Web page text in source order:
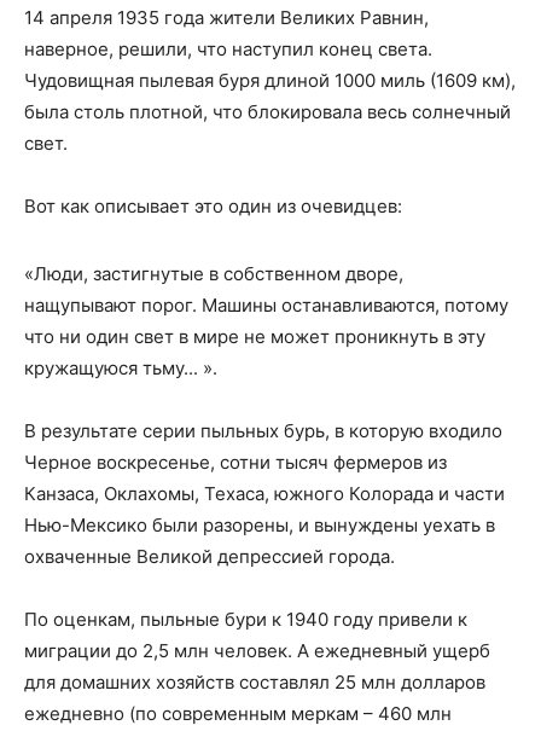
14 апреля 1935 года жители Великих Равнин,
наверное, решили, что наступил конец света.
Чудовищная пылевая буря длиной 1000 миль (1609 км),
была столь плотной, что блокировала весь солнечный
свет.
Вот как описывает это один из очевидцев:
«Люди, застигнутые в собственном дворе,
нащупывают порог. Машины останавливаются, потому
что ни один свет в мире не может проникнуть в эту
кружащуюся тьму... ».
В результате серии пыльных бурь, в которую входило
Черное воскресенье, сотни тысяч фермеров из
Канзаса, Оклахомы, Техаса, южного Колорада и части
Нью-Мексико были разорены, и вынуждены уехать в
охваченные Великой депрессией города.
По оценкам, пыльные бури к 1940 году привели к
миграции до 2,5 млн человек. А ежедневный ущерб
для домашних хозяйств составлял 25 млн долларов
ежедневно (по современным меркам – 460 млн